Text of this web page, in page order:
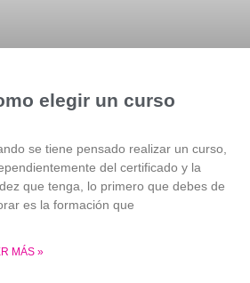
elegir un curso
se tiene pensado realizar un curso,
del certificado y la
que tenga, lo primero que debes de
es la formación que
MÁS »